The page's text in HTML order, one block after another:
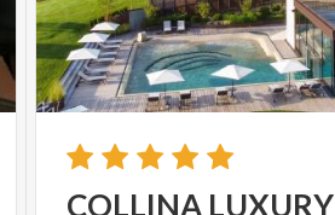
COLLINA LUXURY